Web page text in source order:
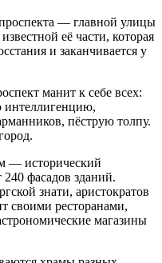
— главной улицы
её части, которая
и заканчивается у
манит к себе всех:
интеллигенцию,
пёструю толпу.
— исторический
фасадов зданий.
знати, аристократов
своими ресторанами,
магазины